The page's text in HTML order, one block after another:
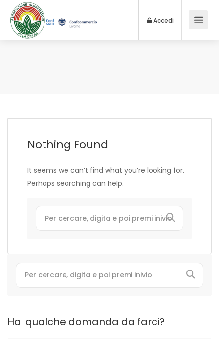
Accedi
Nothing Found
It seems we can’t find what you’re looking for.
Perhaps searching can help.
Hai qualche domanda da farci?